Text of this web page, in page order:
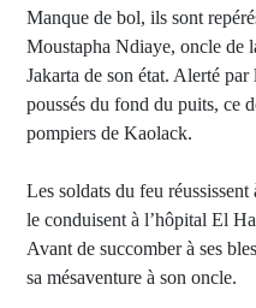
Manque de bol, ils sont
Moustapha Ndiaye, oncle de
Jakarta de son état. Alerté par
poussés du fond du puits, ce
pompiers de Kaolack.
Les soldats du feu
le conduisent à l’hôpital El
Avant de succomber à ses
sa mésaventure à son oncle.